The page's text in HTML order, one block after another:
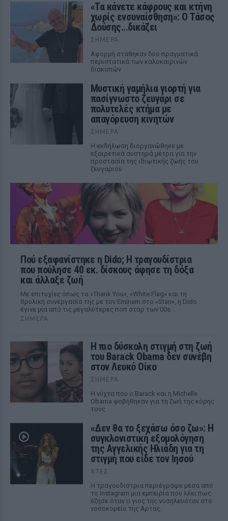
«Τα κάνετε κάφρους και κτήνη
χωρίς ενσυναίσθηση»: Ο Τάσος
Δούσης...δικάζει
ΣΉΜΕΡΑ
Αφορμή στάθηκαν δύο πραγματικά
περιστατικά των καλοκαιρινών
διακοπών
Μυστική γαμήλια γιορτή για
πασίγνωστο ζευγάρι σε
πολυτελές κτήμα με
απαγόρευση κινητών
ΣΉΜΕΡΑ
Η εκδήλωση διοργανώθηκε με
εξαιρετικά αυστηρά μέτρα για την
προστασία της ιδιωτικής ζωής του
ζευγαριού
Πού εξαφανίστηκε η Dido; Η τραγουδίστρια
που πούλησε 40 εκ. δίσκους άφησε τη δόξα
και άλλαξε ζωή
Με επιτυχίες όπως τα «Thank You», «White Flag» και τη
θρυλική συνεργασία της με τον Eminem στο «Stan», η Dido
έγινε μία από τις μεγαλύτερες ποπ σταρ των 00s
ΣΉΜΕΡΑ
Η πιο δύσκολη στιγμή στη ζωή
του Barack Obama δεν συνέβη
στον Λευκό Οίκο
ΣΉΜΕΡΑ
Η νύχτα που ο Barack και η Michelle
Obama φοβήθηκαν για τη ζωή της κόρης
τους
«Δεν θα το ξεχάσω όσο ζω»: Η
συγκλονιστική εξομολόγηση
της Αγγελικής Ηλιάδη για τη
στιγμή που είδε τον Ιησού
ΧΤΕΣ
Η τραγουδίστρια περιέγραψε μέσα από
το Instagram μια εμπειρία που λέει πως
έζησε όταν ο γιος της νοσηλευόταν στο
νοσοκομείο της Αρτας.